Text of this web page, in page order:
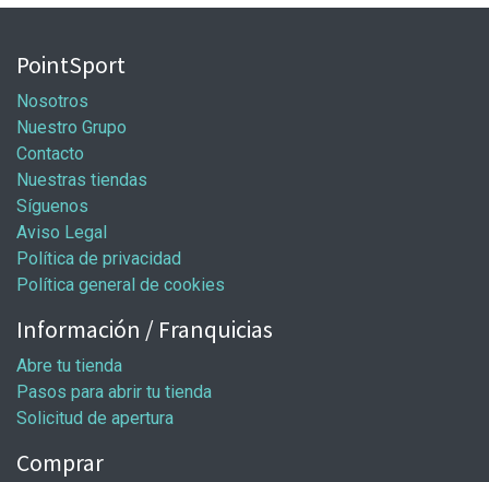
PointSport
Nosotros
Nuestro Grupo
Contacto
Nuestras tiendas
Síguenos
Aviso Legal
Política de privacidad
Política general de cookies
Información / Franquicias
Abre tu tienda
Pasos para abrir tu tienda
Solicitud de apertura
Comprar